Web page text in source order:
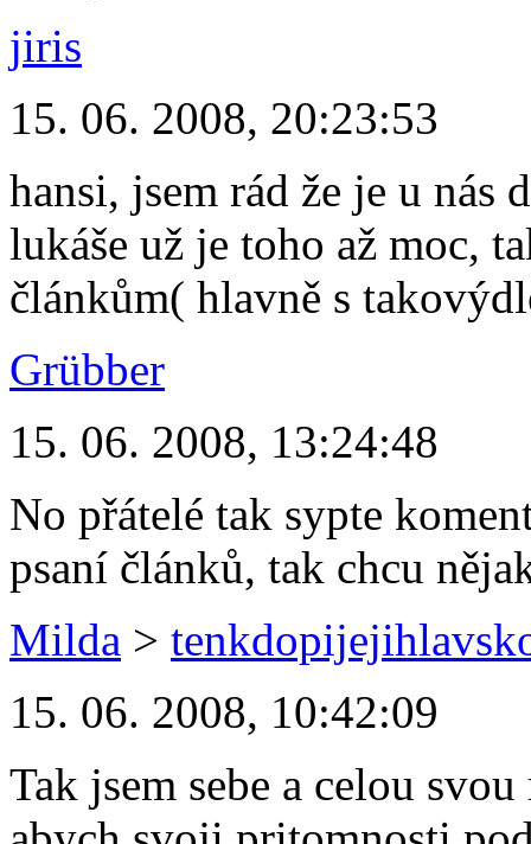
jiris
15. 06. 2008, 20:23:53
hansi, jsem rád že je u nás
lukáše už je toho až moc,
článkům( hlavně s
Grübber
15. 06. 2008, 13:24:48
No přátelé tak sypte
psaní článků, tak chcu
Milda >
15. 06. 2008, 10:42:09
Tak jsem sebe a celou